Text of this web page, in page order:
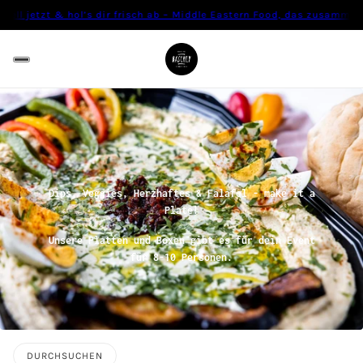
& hol’s dir frisch ab – Middle Eastern Food, das
Dips, Veggies, Herzhaftes & Falafel - make it a
Plate!
Unsere Platten und Boxen gibt es für dein Event
für 8-10 Personen.
DURCHSUCHEN